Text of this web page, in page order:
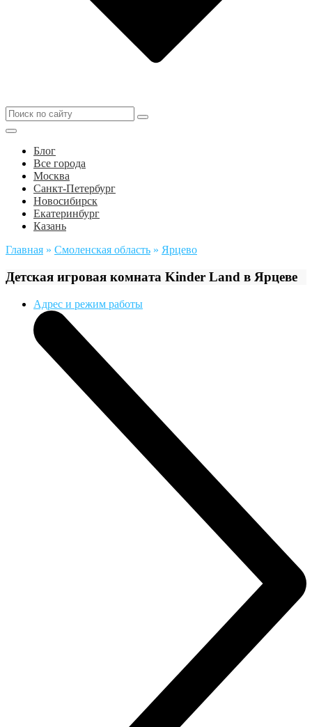
Блог
Все города
Москва
Санкт-Петербург
Новосибирск
Екатеринбург
Казань
Главная » Смоленская область » Ярцево
Детская игровая комната Kinder Land в Ярцеве
Адрес и режим работы